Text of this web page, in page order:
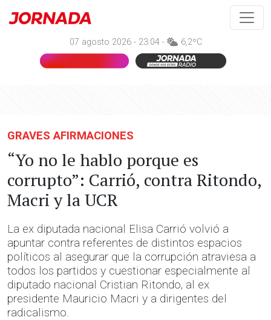
07 agosto 2026 - 23:04 - 6,2ºC
GRAVES AFIRMACIONES
“Yo no le hablo porque es
corrupto”: Carrió, contra Ritondo,
Macri y la UCR
La ex diputada nacional Elisa Carrió volvió a
apuntar contra referentes de distintos espacios
políticos al asegurar que la corrupción atraviesa a
todos los partidos y cuestionar especialmente al
diputado nacional Cristian Ritondo, al ex
presidente Mauricio Macri y a dirigentes del
radicalismo.